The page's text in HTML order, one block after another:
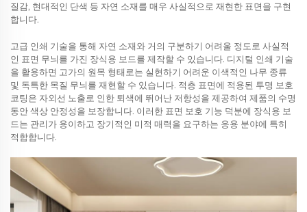
질감, 현대적인 단색 등 자연 소재를 매우 사실적으로 재현한 표면을 구현
합니다.
고급 인쇄 기술을 통해 자연 소재와 거의 구분하기 어려울 정도로 사실적
인 표면 무늬를 가진 장식용 보드를 제작할 수 있습니다. 디지털 인쇄 기술
을 활용하면 고가의 원목 형태로는 실현하기 어려운 이색적인 나무 종류
및 독특한 목질 무늬를 재현할 수 있습니다. 적층 표면에 적용된 투명 보호
코팅은 자외선 노출로 인한 퇴색에 뛰어난 저항성을 제공하여 제품의 수명
동안 색상 안정성을 보장합니다. 이러한 표면 보호 기능 덕분에 장식용 보
드는 관리가 용이하고 장기적인 미적 매력을 요구하는 응용 분야에 특히
적합합니다.